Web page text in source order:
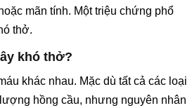
mãn tính. Một triệu chứng phổ
thở.
khó thở?
khác nhau. Mặc dù tất cả các loại
hồng cầu, nhưng nguyên nhân